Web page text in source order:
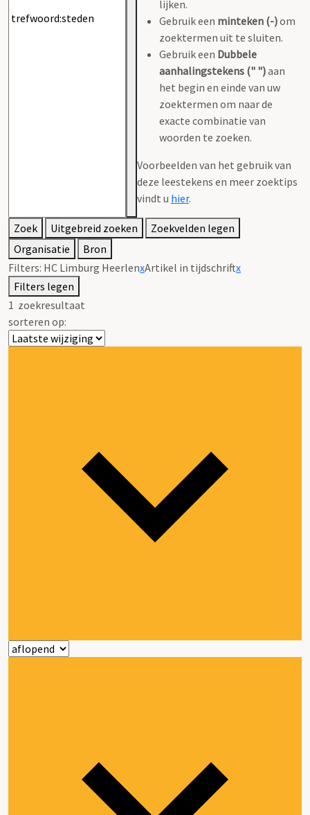
lijken.
Gebruik een minteken (-)om
zoektermen uit te sluiten.
Gebruik een Dubbele
aanhalingstekens (" ")aan
het begin en einde van uw
zoektermen om naar de
exacte combinatie van
woorden te zoeken.
Voorbeelden van het gebruik van
deze leestekens en meer zoektips
vindt u hier.
Zoek Uitgebreid zoeken
Zoekvelden legen
Organisatie
Bron
Filters: HC Limburg HeerlenxArtikel in tijdschriftx
Filters legen
1 zoekresultaat
sorteren op: